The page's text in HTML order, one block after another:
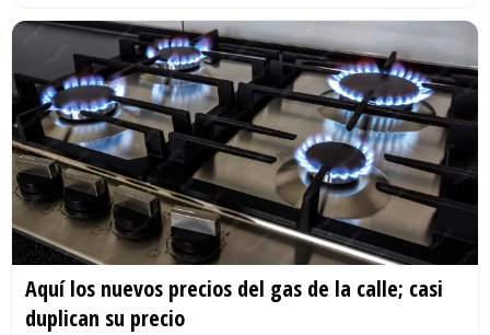
Aquí los nuevos precios del gas de la calle; casi
duplican su precio